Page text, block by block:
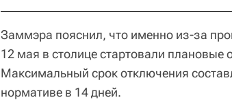
Заммэра пояснил, что именно из-за
12 мая в столице стартовали плановые
Максимальный срок отключения
нормативе в 14 дней.